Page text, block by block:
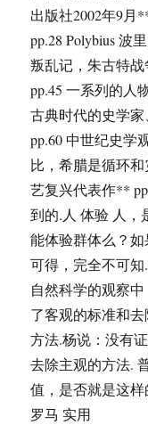
出版社2002年9月
pp.28 Polybius 波
叛乱记，朱古特战
pp.45 一系列的人
古典时代的史学
pp.60 中世纪史学
比，希腊是循环
艺复兴代表作**
到的.人 体验 人，
能体验群体么？
可得，完全不可
自然科学的观察
了客观的标准和
方法.杨说：没有
去除主观的方法.
值，是否就是这
罗马 实用